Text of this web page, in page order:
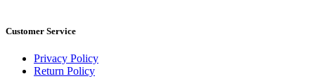
Customer Service
Privacy Policy
Return Policy